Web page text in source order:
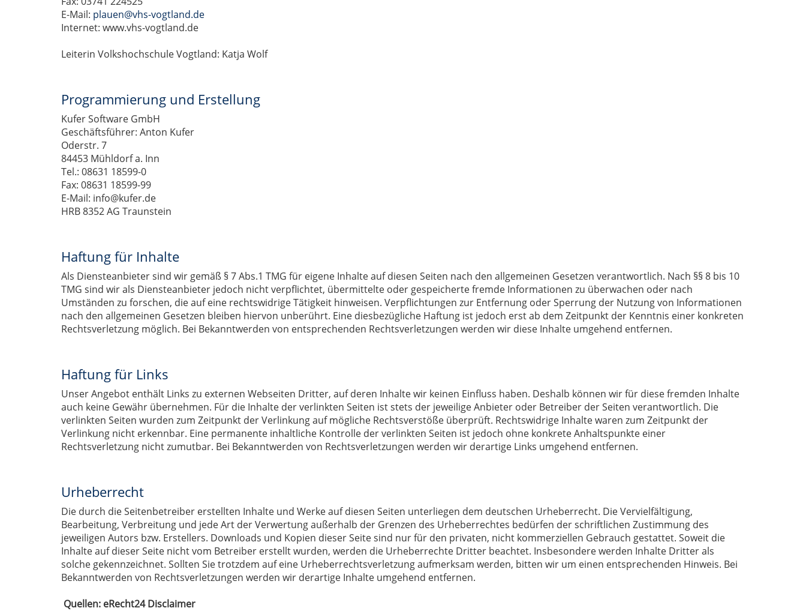
E-Mail: plauen@vhs-vogtland.de
Internet: www.vhs-vogtland.de
Leiterin Volkshochschule Vogtland: Katja Wolf
Programmierung und Erstellung
Kufer Software GmbH
Geschäftsführer: Anton Kufer
Oderstr. 7
84453 Mühldorf a. Inn
Tel.: 08631 18599-0
Fax: 08631 18599-99
E-Mail: info@kufer.de
HRB 8352 AG Traunstein
Haftung für Inhalte
Als Diensteanbieter sind wir gemäß § 7 Abs.1 TMG für eigene Inhalte auf diesen Seiten nach den allgemeinen Gesetzen verantwortlich. Nach §§ 8 bis 10
TMG sind wir als Diensteanbieter jedoch nicht verpflichtet, übermittelte oder gespeicherte fremde Informationen zu überwachen oder nach
Umständen zu forschen, die auf eine rechtswidrige Tätigkeit hinweisen. Verpflichtungen zur Entfernung oder Sperrung der Nutzung von Informationen
nach den allgemeinen Gesetzen bleiben hiervon unberührt. Eine diesbezügliche Haftung ist jedoch erst ab dem Zeitpunkt der Kenntnis einer konkreten
Rechtsverletzung möglich. Bei Bekanntwerden von entsprechenden Rechtsverletzungen werden wir diese Inhalte umgehend entfernen.
Haftung für Links
Unser Angebot enthält Links zu externen Webseiten Dritter, auf deren Inhalte wir keinen Einfluss haben. Deshalb können wir für diese fremden Inhalte
auch keine Gewähr übernehmen. Für die Inhalte der verlinkten Seiten ist stets der jeweilige Anbieter oder Betreiber der Seiten verantwortlich. Die
verlinkten Seiten wurden zum Zeitpunkt der Verlinkung auf mögliche Rechtsverstöße überprüft. Rechtswidrige Inhalte waren zum Zeitpunkt der
Verlinkung nicht erkennbar. Eine permanente inhaltliche Kontrolle der verlinkten Seiten ist jedoch ohne konkrete Anhaltspunkte einer
Rechtsverletzung nicht zumutbar. Bei Bekanntwerden von Rechtsverletzungen werden wir derartige Links umgehend entfernen.
Urheberrecht
Die durch die Seitenbetreiber erstellten Inhalte und Werke auf diesen Seiten unterliegen dem deutschen Urheberrecht. Die Vervielfältigung,
Bearbeitung, Verbreitung und jede Art der Verwertung außerhalb der Grenzen des Urheberrechtes bedürfen der schriftlichen Zustimmung des
jeweiligen Autors bzw. Erstellers. Downloads und Kopien dieser Seite sind nur für den privaten, nicht kommerziellen Gebrauch gestattet. Soweit die
Inhalte auf dieser Seite nicht vom Betreiber erstellt wurden, werden die Urheberrechte Dritter beachtet. Insbesondere werden Inhalte Dritter als
solche gekennzeichnet. Sollten Sie trotzdem auf eine Urheberrechtsverletzung aufmerksam werden, bitten wir um einen entsprechenden Hinweis. Bei
Bekanntwerden von Rechtsverletzungen werden wir derartige Inhalte umgehend entfernen.
Quellen: eRecht24 Disclaimer